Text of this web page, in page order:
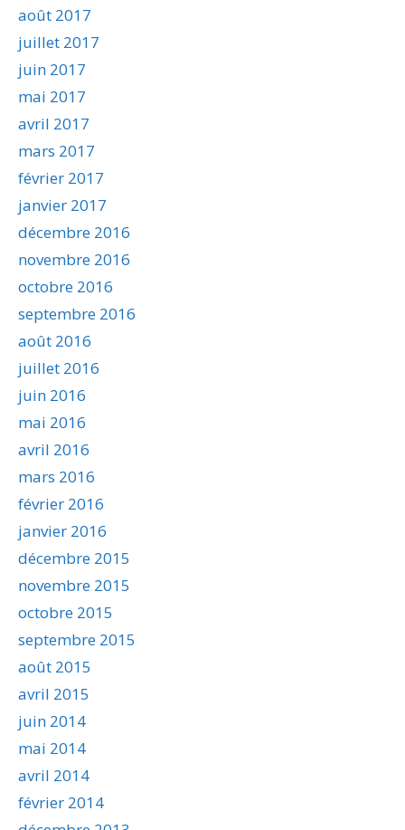
août 2017
juillet 2017
juin 2017
mai 2017
avril 2017
mars 2017
février 2017
janvier 2017
décembre 2016
novembre 2016
octobre 2016
septembre 2016
août 2016
juillet 2016
juin 2016
mai 2016
avril 2016
mars 2016
février 2016
janvier 2016
décembre 2015
novembre 2015
octobre 2015
septembre 2015
août 2015
avril 2015
juin 2014
mai 2014
avril 2014
février 2014